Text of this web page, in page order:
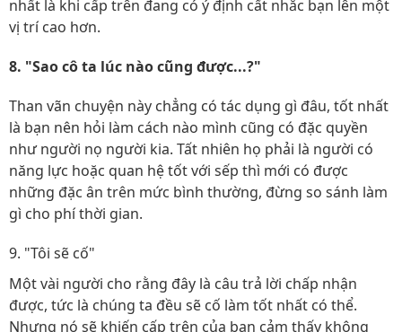
nhất là khi cấp trên đang có ý định cất nhắc bạn lên một
vị trí cao hơn.
8. "Sao cô ta lúc nào cũng được...?"
Than vãn chuyện này chẳng có tác dụng gì đâu, tốt nhất
là bạn nên hỏi làm cách nào mình cũng có đặc quyền
như người nọ người kia. Tất nhiên họ phải là người có
năng lực hoặc quan hệ tốt với sếp thì mới có được
những đặc ân trên mức bình thường, đừng so sánh làm
gì cho phí thời gian.
9. "Tôi sẽ cố"
Một vài người cho rằng đây là câu trả lời chấp nhận
được, tức là chúng ta đều sẽ cố làm tốt nhất có thể.
Nhưng nó sẽ khiến cấp trên của bạn cảm thấy không